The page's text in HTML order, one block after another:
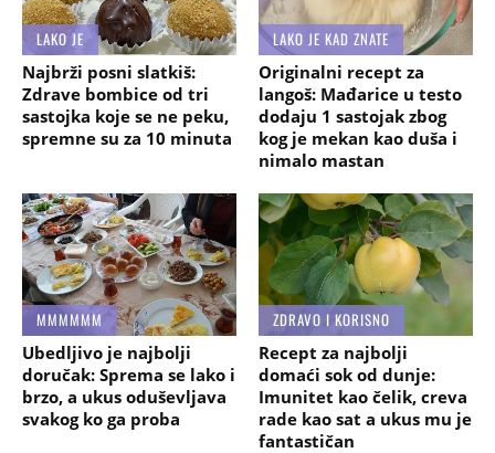
LAKO JE
Najbrži posni slatkiš:
Zdrave bombice od tri
sastojka koje se ne peku,
spremne su za 10 minuta
LAKO JE KAD ZNATE
Originalni recept za
langoš: Mađarice u testo
dodaju 1 sastojak zbog
kog je mekan kao duša i
nimalo mastan
MMMMMM
Ubedljivo je najbolji
doručak: Sprema se lako i
brzo, a ukus oduševljava
svakog ko ga proba
ZDRAVO I KORISNO
Recept za najbolji
domaći sok od dunje:
Imunitet kao čelik, creva
rade kao sat a ukus mu je
fantastičan